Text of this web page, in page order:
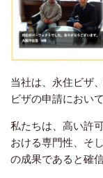
当社は、永住ビザ
ビザの申請におい
私たちは、高い許
おける専門性、そ
の成果であると確